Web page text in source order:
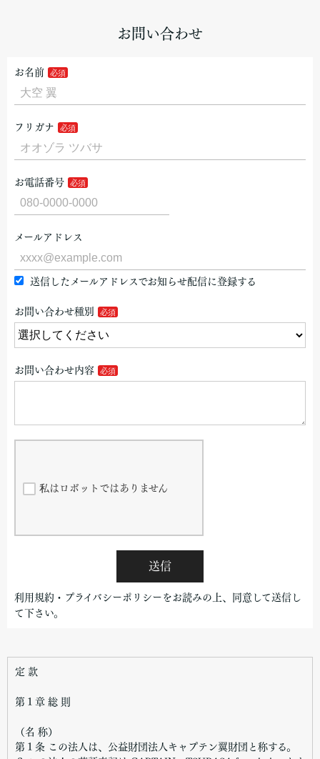
お問い合わせ
お名前
フリガナ
お電話番号
メールアドレス
送信したメールアドレスでお知らせ配信に登録する
お問い合わせ種別
お問い合わせ内容
私はロボットではありません
送信
利用規約・プライバシーポリシーをお読みの上、同意して送信し
て下さい。
定 款
第１章 総 則
（名 称）
第１条 この法人は、公益財団法人キャプテン翼財団と称する。